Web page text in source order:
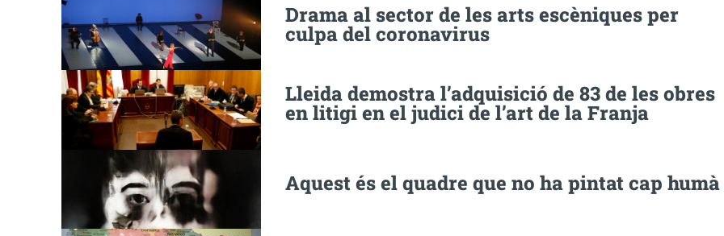
Drama al sector de les arts escèniques per
culpa del coronavirus
Lleida demostra l’adquisició de 83 de les obres
en litigi en el judici de l’art de la Franja
Aquest és el quadre que no ha pintat cap humà